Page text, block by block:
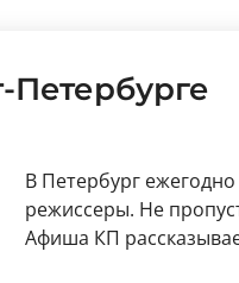
В Петербург
режиссеры. Не
Афиша КП